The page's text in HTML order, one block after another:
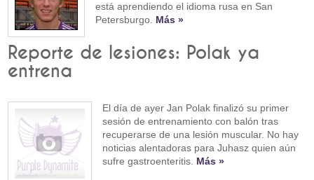
está aprendiendo el idioma rusa en San
Petersburgo. Más »
Reporte de lesiones: Polak ya
entrena
El día de ayer Jan Polak finalizó su primer
sesión de entrenamiento con balón tras
recuperarse de una lesión muscular. No hay
noticias alentadoras para Juhasz quien aún
sufre gastroenteritis. Más »